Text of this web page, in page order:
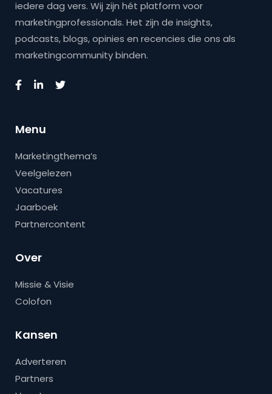
iedere dag vers. Wij zijn hét platform voor
marketingprofessionals. Het zijn de insights,
podcasts, blogs, opinies en recencies die ons als
marketingcommunity binden.
Menu
Marketingthema’s
Veelgelezen
Vacatures
Jaarboek
Partnercontent
Over
Missie & Visie
Colofon
Kansen
Adverteren
Partners